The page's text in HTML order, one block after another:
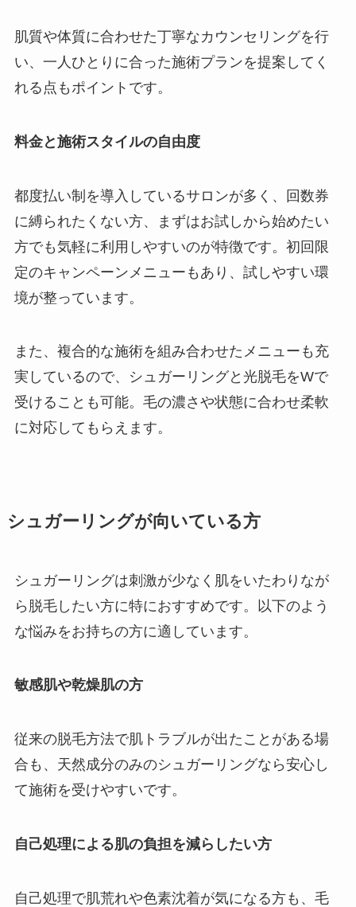
肌質や体質に合わせた丁寧なカウンセリングを行
い、一人ひとりに合った施術プランを提案してく
れる点もポイントです。
料金と施術スタイルの自由度
都度払い制を導入しているサロンが多く、回数券
に縛られたくない方、まずはお試しから始めたい
方でも気軽に利用しやすいのが特徴です。初回限
定のキャンペーンメニューもあり、試しやすい環
境が整っています。
また、複合的な施術を組み合わせたメニューも充
実しているので、シュガーリングと光脱毛をWで
受けることも可能。毛の濃さや状態に合わせ柔軟
に対応してもらえます。
シュガーリングが向いている方
シュガーリングは刺激が少なく肌をいたわりなが
ら脱毛したい方に特におすすめです。以下のよう
な悩みをお持ちの方に適しています。
敏感肌や乾燥肌の方
従来の脱毛方法で肌トラブルが出たことがある場
合も、天然成分のみのシュガーリングなら安心し
て施術を受けやすいです。
自己処理による肌の負担を減らしたい方
自己処理で肌荒れや色素沈着が気になる方も、毛